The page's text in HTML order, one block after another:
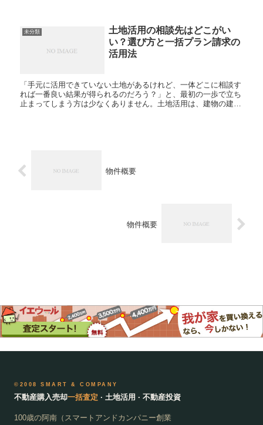
未分類
土地活用の相談先はどこがい
い？選び方と一括プラン請求の
活用法
「手元に活用できていない土地があるけれど、一体どこに相談す
れば一番良い結果が得られるのだろう？」と、最初の一歩で立ち
止まってしまう方は少なくありません。土地活用は、建物の建築
物件概要
物件概要
©2008 SMART & COMPANY
不動産購入売却一括査定 · 土地活用 · 不動産投資
100歳の阿南（スマートアンドカンパニー創業